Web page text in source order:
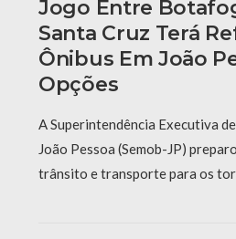
Jogo Entre
Santa Cruz Terá
Ônibus Em João
Opções
A Superintendência Executiva
João Pessoa (Semob-JP)
trânsito e transporte para os